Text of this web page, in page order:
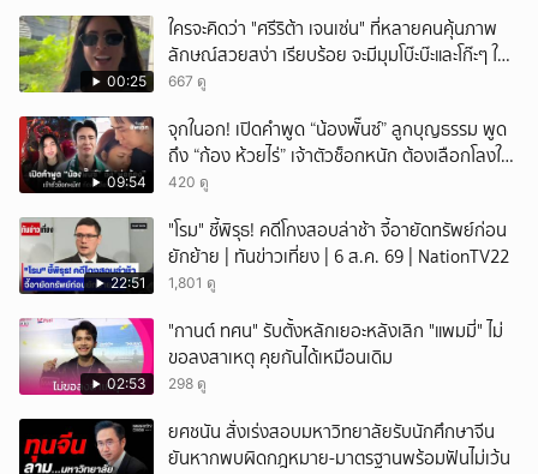
00:25
ใครจะคิดว่า "ศรีริต้า เจนเซ่น" ที่หลายคนคุ้นภาพ
ลักษณ์สวยสง่า เรียบร้อย จะมีมุมโบ๊ะบ๊ะและโก๊ะๆ ให้
ได้อมยิ้มเหมือนกัน งานนี้ทำเอาแฟนๆ ทั้งเอ็นดูทั้ง
667 ดู
09:54
จุกในอก! เปิดคำพูด “น้องพั๊นซ์” ลูกบุญธรรม พูด
ถึง “ก้อง ห้วยไร่” เจ้าตัวช็อกหนัก ต้องเลือกโลงให้
ลูก!
420 ดู
22:51
"โรม" ชี้พิรุธ! คดีโกงสอบล่าช้า จี้อายัดทรัพย์ก่อน
ยักย้าย | ทันข่าวเที่ยง | 6 ส.ค. 69 | NationTV22
1,801 ดู
02:53
"กานต์ ทศน" รับตั้งหลักเยอะหลังเลิก "แพมมี่" ไม่
ขอลงสาเหตุ คุยกันได้เหมือนเดิม
298 ดู
ยศชนัน สั่งเร่งสอบมหาวิทยาลัยรับนักศึกษาจีน
ยันหากพบผิดกฎหมาย-มาตรฐานพร้อมฟันไม่เว้น